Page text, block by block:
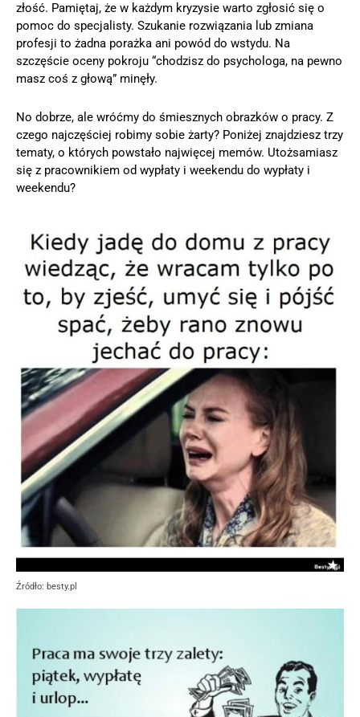
złość. Pamiętaj, że w każdym kryzysie warto zgłosić się o
pomoc do specjalisty. Szukanie rozwiązania lub zmiana
profesji to żadna porażka ani powód do wstydu. Na
szczęście oceny pokroju “chodzisz do psychologa, na pewno
masz coś z głową” minęły.
No dobrze, ale wróćmy do śmiesznych obrazków o pracy. Z
czego najczęściej robimy sobie żarty? Poniżej znajdziesz trzy
tematy, o których powstało najwięcej memów. Utożsamiasz
się z pracownikiem od wypłaty i weekendu do wypłaty i
weekendu?
Źródło: besty.pl